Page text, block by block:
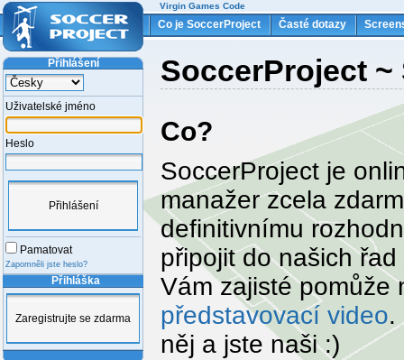
SoccerProject ~
Co?
SoccerProject je
manažer zcela
definitivnímu
připojit do našich
Vám zajisté pomůže
představovací video.
něj a jste naši :)
Přihlášení
Uživatelské jméno
Heslo
Přihlášení
Pamatovat
Zapomněli jste heslo?
Přihláška
Zaregistrujte se zdarma
Virgin Games Code
Co je SoccerProject Časté dotazy